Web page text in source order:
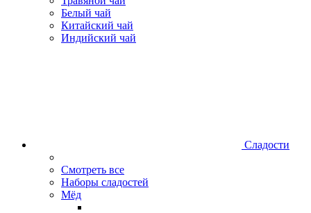
Белый чай
Китайский чай
Индийский чай
Сладости
Смотреть все
Наборы сладостей
Мёд